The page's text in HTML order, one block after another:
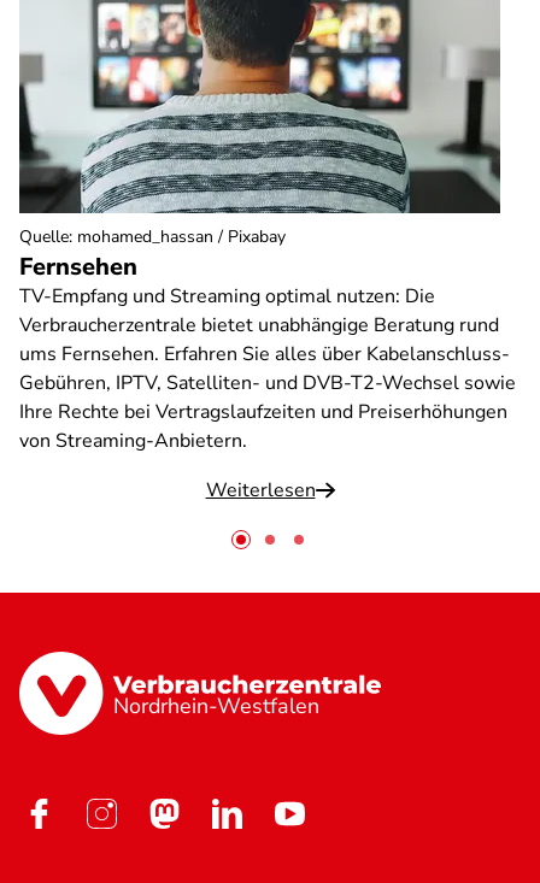
Fernsehen
TV-Empfang und Streaming optimal nutzen: Die
Verbraucherzentrale bietet unabhängige Beratung rund
ums Fernsehen. Erfahren Sie alles über Kabelanschluss-
Gebühren, IPTV, Satelliten- und DVB-T2-Wechsel sowie
Ihre Rechte bei Vertragslaufzeiten und Preiserhöhungen
von Streaming-Anbietern.
Weiterlesen
Quelle: mohamed_hassan / Pixabay
Nordrhein-Westfalen